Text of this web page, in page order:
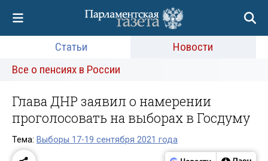
Статьи
Новости
Все о пенсиях в России
Глава ДНР заявил о намерении
проголосовать на выборах в Госдуму
Тема: Выборы 17-19 сентября 2021 года